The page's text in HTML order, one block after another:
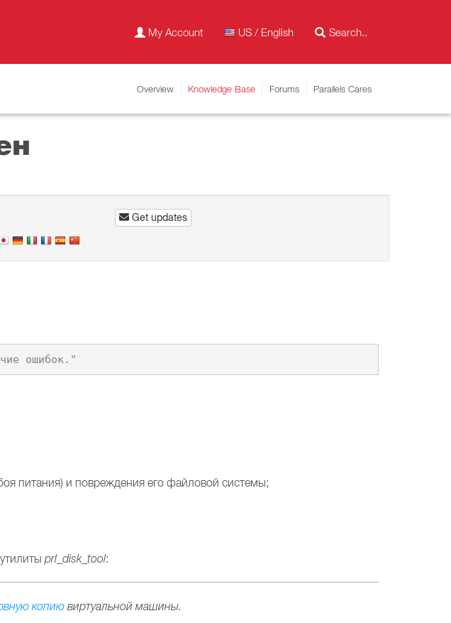
My Account US / English
Overview Knowledge Base Forums Parallels Cares
Get updates
питания) и повреждения его файловой системы;
prl_disk_tool:
копию виртуальной машины.